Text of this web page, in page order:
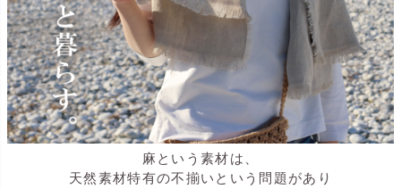
麻という素材は、
天然素材特有の不揃いという問題があり